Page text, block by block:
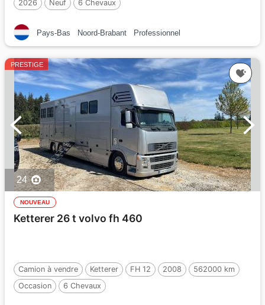
2026
Neuf 6 Chevaux
Pays-Bas Noord-Brabant Professionnel
PRESTIGE
24
NOUVEAU
Ketterer 26 t volvo fh 460
Camion à vendre Ketterer FH 12 2008
562000 km
Occasion
6 Chevaux